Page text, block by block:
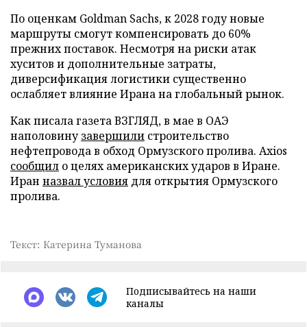
По оценкам Goldman Sachs, к 2028 году новые
маршруты смогут компенсировать до 60%
прежних поставок. Несмотря на риски атак
хуситов и дополнительные затраты,
диверсификация логистики существенно
ослабляет влияние Ирана на глобальный рынок.
Как писала газета ВЗГЛЯД, в мае в ОАЭ
наполовинузавершили строительство
нефтепровода в обход Ормузского пролива. Axios
сообщил о целях американских ударов в Иране.
Иран назвал условия для открытия Ормузского
пролива.
Текст: Катерина Туманова
Подписывайтесь на наши
каналы